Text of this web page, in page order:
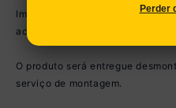
Imagem meramente ilustrativa.
acompanham o produto.
O produto será entregue
serviço de montagem.
Perder